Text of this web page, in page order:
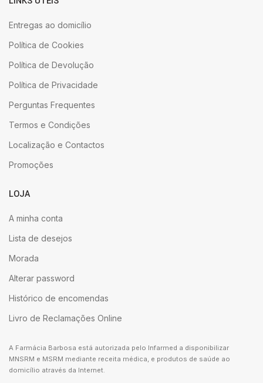
Entregas ao domicílio
Política de Cookies
Política de Devolução
Política de Privacidade
Perguntas Frequentes
Termos e Condições
Localização e Contactos
Promoções
LOJA
A minha conta
Lista de desejos
Morada
Alterar password
Histórico de encomendas
Livro de Reclamações Online
A Farmácia Barbosa está autorizada pelo Infarmed a disponibilizar
MNSRM e MSRM mediante receita médica, e produtos de saúde ao
domicílio através da Internet.